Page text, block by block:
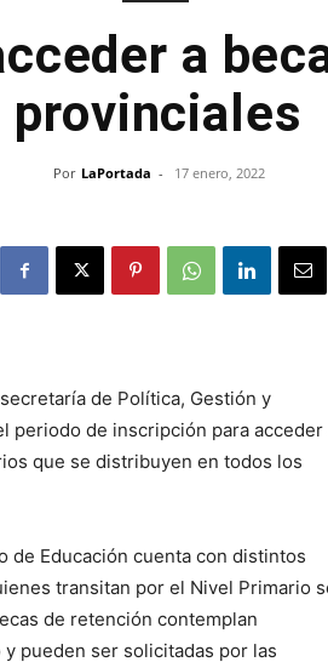
a
provinciales
Por LaPortada - 17 enero, 2022
de Política, Gestión y
periodo de inscripción para acceder
que se distribuyen en todos los
de Educación cuenta con distintos
transitan por el Nivel Primario
de retención contemplan
pueden ser solicitadas por las